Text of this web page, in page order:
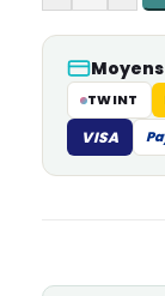
TWINT
VISA